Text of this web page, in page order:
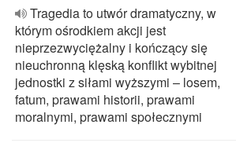
Tragedia to utwór dramatyczny, w
którym ośrodkiem akcji jest
nieprzezwyciężalny i kończący się
nieuchronną klęską konflikt wybitnej
jednostki z siłami wyższymi – losem,
fatum, prawami historii, prawami
moralnymi, prawami społecznymi